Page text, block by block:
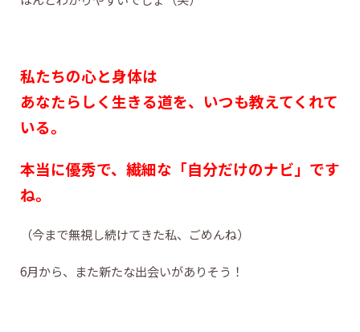
私たちの心と身体は
あなたらしく生きる道を、いつも教えてくれて
いる。
本当に優秀で、繊細な「自分だけのナビ」です
ね。
（今まで無視し続けてきた私、ごめんね）
6月から、また新たな出会いがありそう！